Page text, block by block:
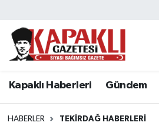
Kapaklı Haberleri Gündem
HABERLER TEKIRDAĞ HABERLERI
Kapaklı Haberleri
Asayiş
Tekirdağ Nöbetçi Eczaneler
Tekirdağ Namaz Vakitleri